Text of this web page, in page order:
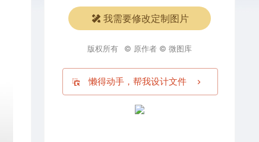
我需要修改定制图片
版权所有 © 原作者 © 微图库
懒得动手，帮我设计文件